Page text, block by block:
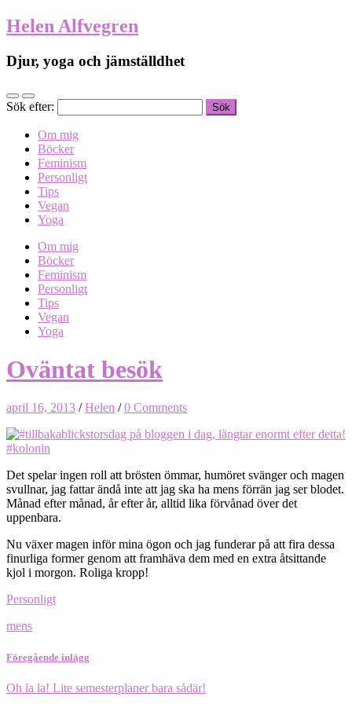
Helen Alfvegren
Djur, yoga och jämställdhet
Sök efter:
Om mig
Böcker
Feminism
Personligt
Tips
Vegan
Yoga
Om mig
Böcker
Feminism
Personligt
Tips
Vegan
Yoga
Oväntat besök
april 16, 2013 /Helen /0 Comments
Det spelar ingen roll att brösten ömmar, humöret svänger och magen
svullnar, jag fattar ändå inte att jag ska ha mens förrän jag ser blodet.
Månad efter månad, år efter år, alltid lika förvånad över det
uppenbara.
Nu växer magen inför mina ögon och jag funderar på att fira dessa
finurliga former genom att framhäva dem med en extra åtsittande
kjol i morgon. Roliga kropp!
Personligt
mens
Föregående inlägg
Oh la la! Lite semesterplaner bara sådär!